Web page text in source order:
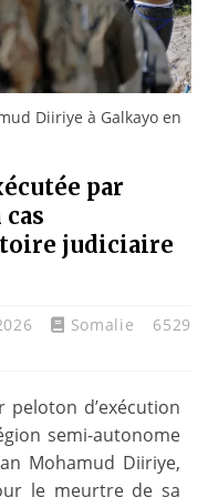
Diiriye à Galkayo en
par
judiciaire
Somalie
6529
peloton d’exécution
semi-autonome
Mohamud Diiriye,
le meurtre de sa